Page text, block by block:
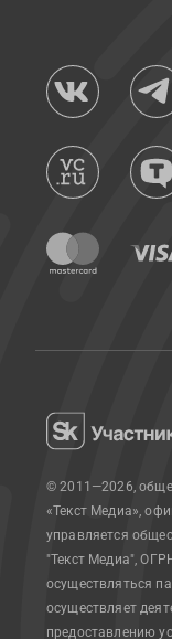
© 2011—2026,
«Текст Медиа»,
управляется
"Текст Медиа",
осуществляться
осуществляет
предоставлению